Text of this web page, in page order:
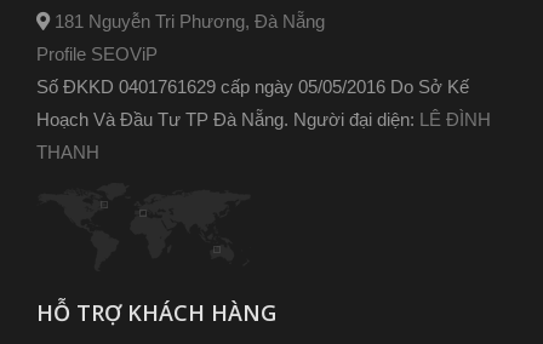
181 Nguyễn Tri Phương, Đà Nẵng
Profile SEOViP
Số ĐKKD 0401761629 cấp ngày 05/05/2016 Do Sở Kế
Hoạch Và Đầu Tư TP Đà Nẵng. Người đại diện: LÊ ĐÌNH
THANH
HỖ TRỢ KHÁCH HÀNG